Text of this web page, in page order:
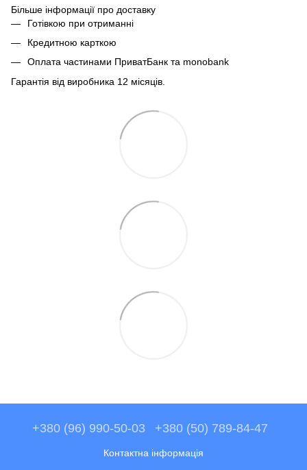
Більше інформації про доставку
Готівкою при отриманні
Кредитною карткою
Оплата частинами ПриватБанк та monobank
Гарантія від виробника 12 місяців.
+380 (96) 990-50-03 +380 (50) 789-84-47
Контактна інформація